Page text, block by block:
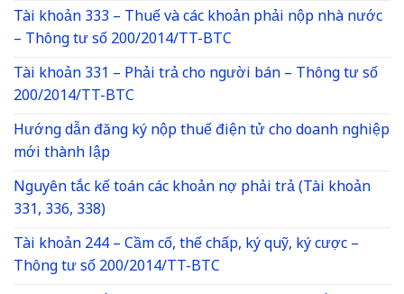
Tài khoản 333 – Thuế và các khoản phải nộp nhà nước
– Thông tư số 200/2014/TT-BTC
Tài khoản 331 – Phải trả cho người bán – Thông tư số
200/2014/TT-BTC
Hướng dẫn đăng ký nộp thuế điện tử cho doanh nghiệp
mới thành lập
Nguyên tắc kế toán các khoản nợ phải trả (Tài khoản
331, 336, 338)
Tài khoản 244 – Cầm cố, thế chấp, ký quỹ, ký cược –
Thông tư số 200/2014/TT-BTC